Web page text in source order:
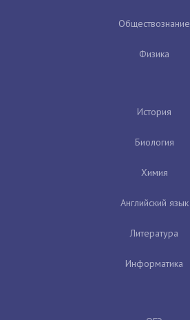
Обществознание
Физика
История
Биология
Химия
Английский язык
Литература
Информатика